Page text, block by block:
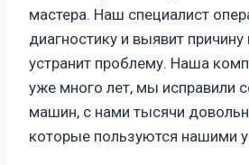
мастера. Наш специалист
диагностику и выявит
устранит проблему. Наша
уже много лет, мы исправили
машин, с нами тысячи
которые пользуются нашими